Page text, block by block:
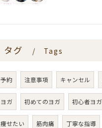
タグ Tags
予約 注意事項 キャンセル
ヨガ 初めてのヨガ 初心者ヨガ
痩せたい 筋肉痛 丁寧な指導